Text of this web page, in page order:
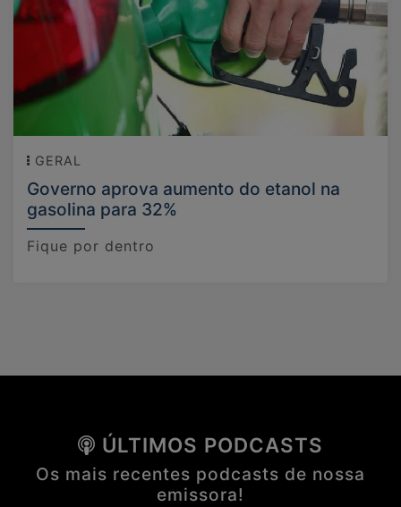
GERAL
Governo aprova aumento do etanol na
gasolina para 32%
Fique por dentro
ÚLTIMOS PODCASTS
Os mais recentes podcasts de nossa
emissora!